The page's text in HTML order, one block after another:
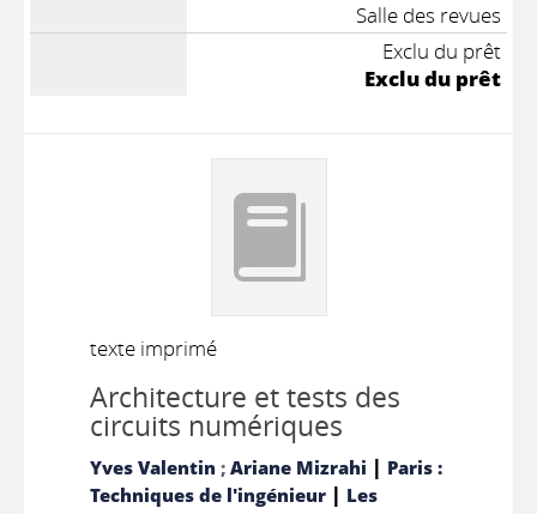
Salle des revues
Exclu du prêt
Exclu du prêt
texte imprimé
Architecture et tests des
circuits numériques
Yves Valentin ; Ariane Mizrahi | Paris :
Techniques de l'ingénieur| Les